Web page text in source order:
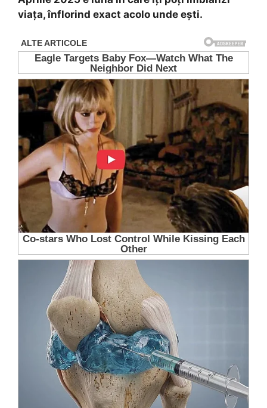
viața, înflorind exact acolo unde ești.